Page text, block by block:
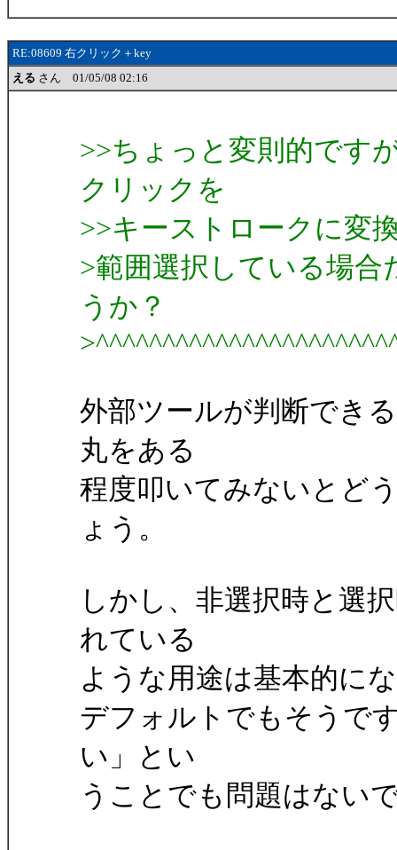
RE:08609 右クリック＋key
える さん 01/05/08 02:16
>>ちょっと変則的です
クリックを
>>キーストロークに変
>範囲選択している場
うか？
外部ツールが判断でき
丸をある
程度叩いてみないとど
ょう。
しかし、非選択時と選
れている
ような用途は基本的に
デフォルトでもそうで
い」とい
うことでも問題はない